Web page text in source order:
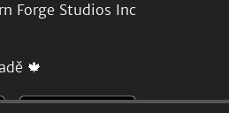
Forge Studios Inc
🍁